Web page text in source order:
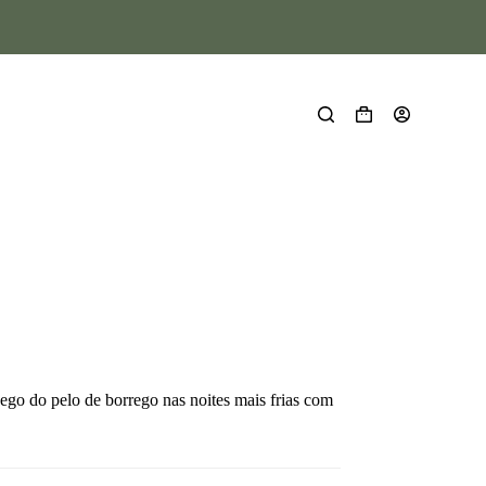
do pelo de borrego nas noites mais frias com